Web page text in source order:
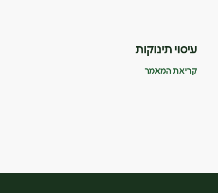
עיסוי תינוקות
קריאת המאמר